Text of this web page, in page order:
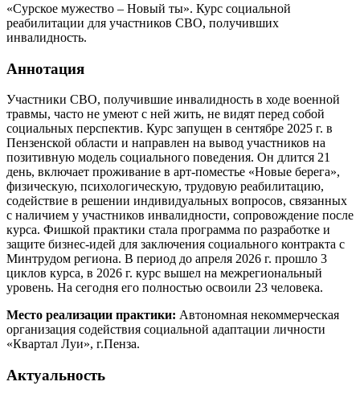
«Сурское мужество – Новый ты». Курс социальной
реабилитации для участников СВО, получивших
инвалидность.
Аннотация
Участники СВО, получившие инвалидность в ходе военной
травмы, часто не умеют с ней жить, не видят перед собой
социальных перспектив. Курс запущен в сентябре 2025 г. в
Пензенской области и направлен на вывод участников на
позитивную модель социального поведения. Он длится 21
день, включает проживание в арт-поместье «Новые берега»,
физическую, психологическую, трудовую реабилитацию,
содействие в решении индивидуальных вопросов, связанных
с наличием у участников инвалидности, сопровождение после
курса. Фишкой практики стала программа по разработке и
защите бизнес-идей для заключения социального контракта с
Минтрудом региона. В период до апреля 2026 г. прошло 3
циклов курса, в 2026 г. курс вышел на межрегиональный
уровень. На сегодня его полностью освоили 23 человека.
Место реализации практики: Автономная некоммерческая
организация содействия социальной адаптации личности
«Квартал Луи», г.Пенза.
Актуальность